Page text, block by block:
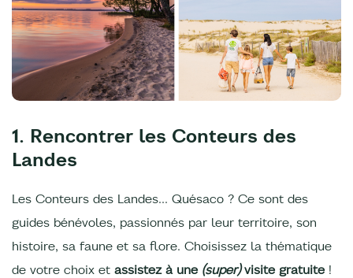
1. Rencontrer les Conteurs des
Landes
Les Conteurs des Landes… Quésaco ? Ce sont des
guides bénévoles, passionnés par leur territoire, son
histoire, sa faune et sa flore. Choisissez la thématique
de votre choix et assistez à une(super)visite gratuite!